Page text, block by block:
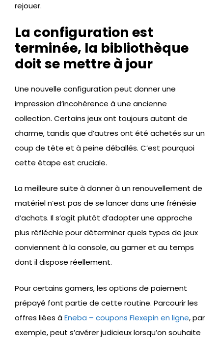
rejouer.
La configuration est
terminée, la bibliothèque
doit se mettre à jour
Une nouvelle configuration peut donner une
impression d’incohérence à une ancienne
collection. Certains jeux ont toujours autant de
charme, tandis que d’autres ont été achetés sur un
coup de tête et à peine déballés. C’est pourquoi
cette étape est cruciale.
La meilleure suite à donner à un renouvellement de
matériel n’est pas de se lancer dans une frénésie
d’achats. Il s’agit plutôt d’adopter une approche
plus réfléchie pour déterminer quels types de jeux
conviennent à la console, au gamer et au temps
dont il dispose réellement.
Pour certains gamers, les options de paiement
prépayé font partie de cette routine. Parcourir les
offres liées àEneba – coupons Flexepin en ligne, par
exemple, peut s’avérer judicieux lorsqu’on souhaite